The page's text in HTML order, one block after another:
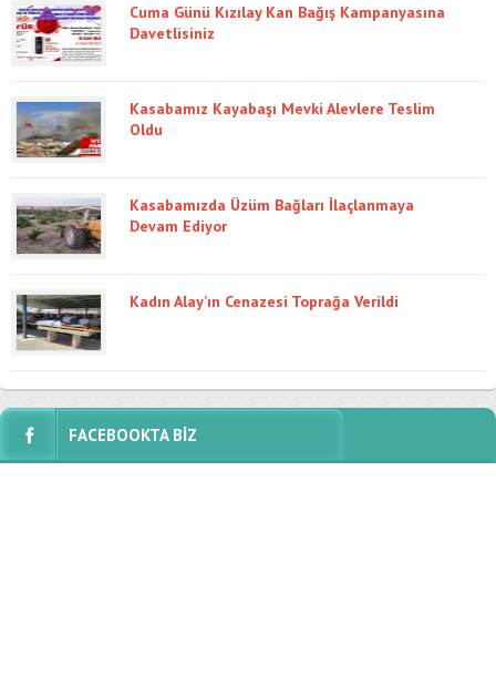
Cuma Günü Kızılay Kan Bağış Kampanyasına
Davetlisiniz
Kasabamız Kayabaşı Mevki Alevlere Teslim
Oldu
Kasabamızda Üzüm Bağları İlaçlanmaya
Devam Ediyor
Kadın Alay’ın Cenazesi Toprağa Verildi
FACEBOOKTA BİZ